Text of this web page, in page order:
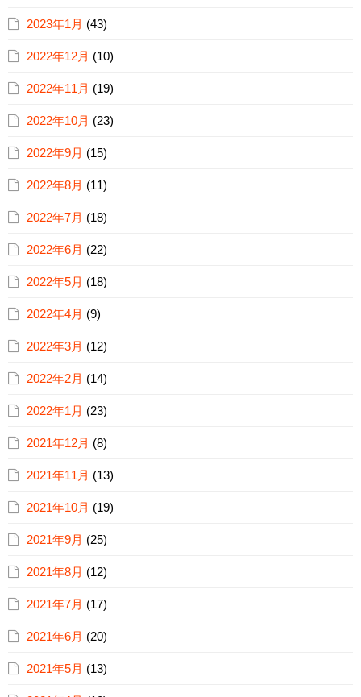
2023年1月 (43)
2022年12月 (10)
2022年11月 (19)
2022年10月 (23)
2022年9月 (15)
2022年8月 (11)
2022年7月 (18)
2022年6月 (22)
2022年5月 (18)
2022年4月 (9)
2022年3月 (12)
2022年2月 (14)
2022年1月 (23)
2021年12月 (8)
2021年11月 (13)
2021年10月 (19)
2021年9月 (25)
2021年8月 (12)
2021年7月 (17)
2021年6月 (20)
2021年5月 (13)